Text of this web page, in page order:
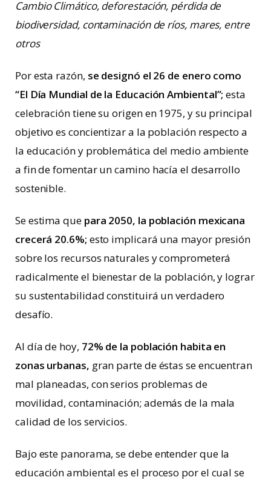
Cambio Climático, deforestación, pérdida de
biodiversidad, contaminación de ríos, mares, entre
otros
Por esta razón, se designó el 26 de enero como
“El Día Mundial de la Educación Ambiental”; esta
celebración tiene su origen en 1975, y su principal
objetivo es concientizar a la población respecto a
la educación y problemática del medio ambiente
a fin de fomentar un camino hacía el desarrollo
sostenible.
Se estima que para 2050, la población mexicana
crecerá 20.6%; esto implicará una mayor presión
sobre los recursos naturales y comprometerá
radicalmente el bienestar de la población, y lograr
su sustentabilidad constituirá un verdadero
desafío.
Al día de hoy, 72% de la población habita en
zonas urbanas, gran parte de éstas se encuentran
mal planeadas, con serios problemas de
movilidad, contaminación; además de la mala
calidad de los servicios.
Bajo este panorama, se debe entender que la
educación ambiental es el proceso por el cual se